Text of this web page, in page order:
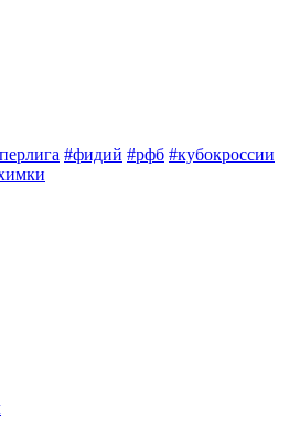
#фидий #рфб #кубокроссии